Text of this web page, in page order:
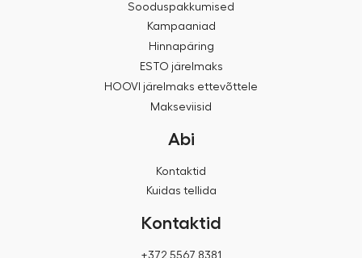
Sooduspakkumised
Kampaaniad
Hinnapäring
ESTO järelmaks
HOOVI järelmaks ettevõttele
Makseviisid
Abi
Kontaktid
Kuidas tellida
Kontaktid